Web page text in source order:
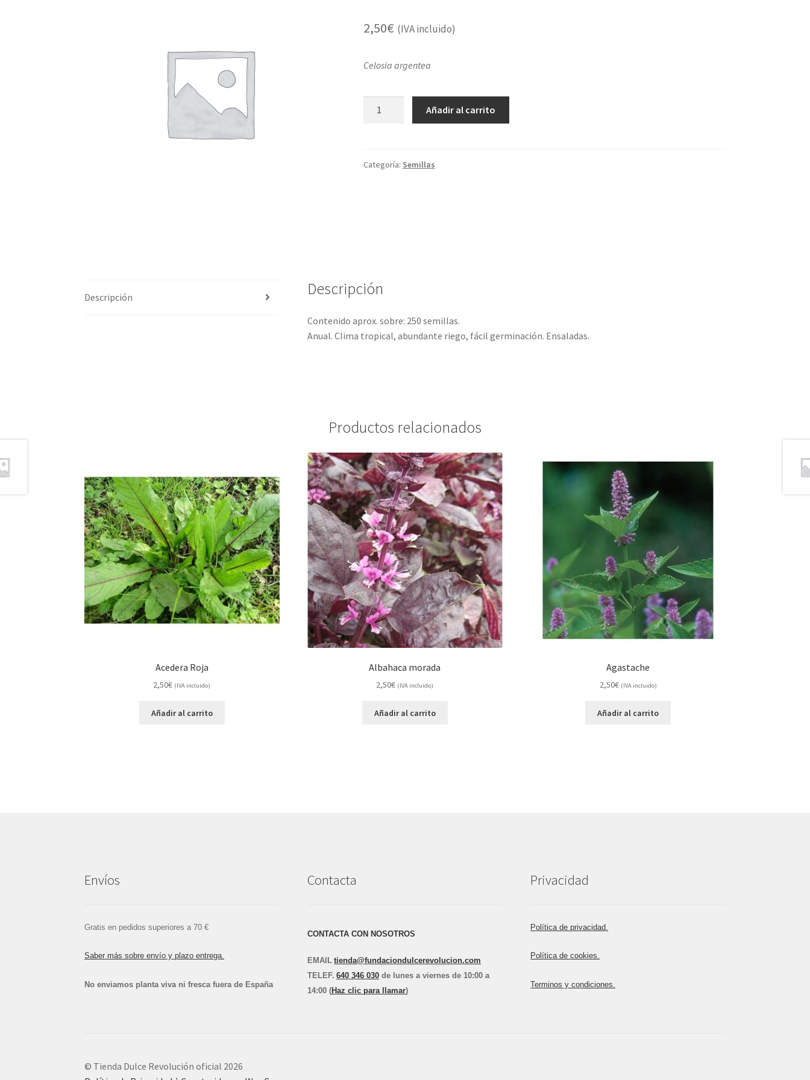
2,50€ (IVA incluido)
Celosia argentea
Añadir al carrito
Categoría: Semillas
Descripción Descripción
Contenido aprox. sobre: 250 semillas.
Anual. Clima tropical, abundante riego, fácil germinación. Ensaladas.
Productos relacionados
Acedera Roja
2,50€ (IVA incluido)
Añadir al carrito
Albahaca morada
2,50€ (IVA incluido)
Añadir al carrito
Agastache
2,50€ (IVA incluido)
Añadir al carrito
Envíos
Gratis en pedidos superiores a 70 €
Saber más sobre envío y plazo entrega.
No enviamos planta viva ni fresca fuera de España
Contacta
CONTACTA CON NOSOTROS
EMAIL tienda@fundaciondulcerevolucion.com
TELEF. 640 346 030 de lunes a viernes de 10:00 a
14:00 (Haz clic para llamar)
Privacidad
Política de privacidad.
Política de cookies.
Terminos y condiciones.
© Tienda Dulce Revolución oficial 2026